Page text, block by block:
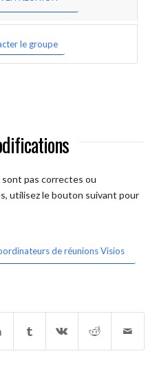
le groupe
pas correctes ou
utilisez le bouton suivant pour
de réunions Visios